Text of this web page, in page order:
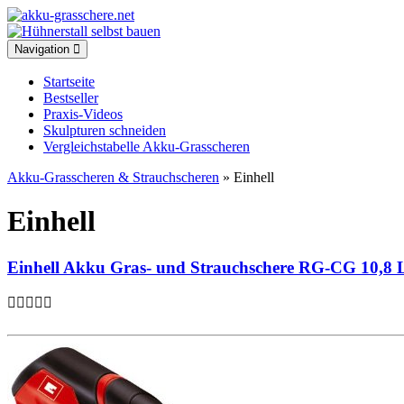
Toggle
navigation
Navigation
Startseite
Bestseller
Praxis-Videos
Skulpturen schneiden
Vergleichstabelle Akku-Grasscheren
Akku-Grasscheren & Strauchscheren » Einhell
Einhell
Einhell Akku Gras- und Strauchschere RG-CG 10,8